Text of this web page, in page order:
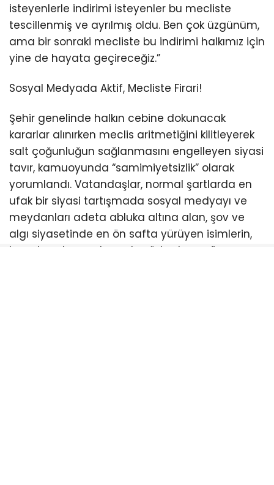
isteyenlerle indirimi isteyenler bu mecliste
tescillenmiş ve ayrılmış oldu. Ben çok üzgünüm,
ama bir sonraki mecliste bu indirimi halkımız için
yine de hayata geçireceğiz.”
Sosyal Medyada Aktif, Mecliste Firari!
Şehir genelinde halkın cebine dokunacak
kararlar alınırken meclis aritmetiğini kilitleyerek
salt çoğunluğun sağlanmasını engelleyen siyasi
tavır, kamuoyunda “samimiyetsizlik” olarak
yorumlandı. Vatandaşlar, normal şartlarda en
ufak bir siyasi tartışmada sosyal medyayı ve
meydanları adeta abluka altına alan, şov ve
algı siyasetinde en ön safta yürüyen isimlerin,
icraat makamında neden “ulaşılamaz”